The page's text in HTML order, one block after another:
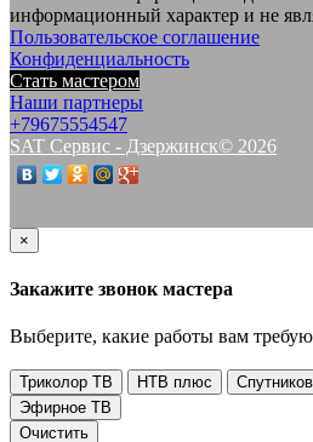
информационный характер и не
Пользовательское соглашение
Конфиденциальность
Стать мастером
Наши партнеры
+79675554547
SAT Сервис - Дзержинск© 2026
×
Закажите звонок мастера
Выберите, какие работы вам
Триколор ТВ НТВ плюс
Эфирное ТВ
Очистить